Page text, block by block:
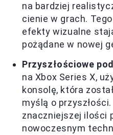
na bardziej
cienie w grach.
efekty wizualne
pożądane w nowej
Przyszłościowe
na Xbox Series X,
konsolę, która
myślą o
znaczniejszej ilości
nowoczesnym